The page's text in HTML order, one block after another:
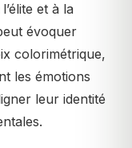
et à la
évoquer
colorimétrique,
les émotions
leur identité